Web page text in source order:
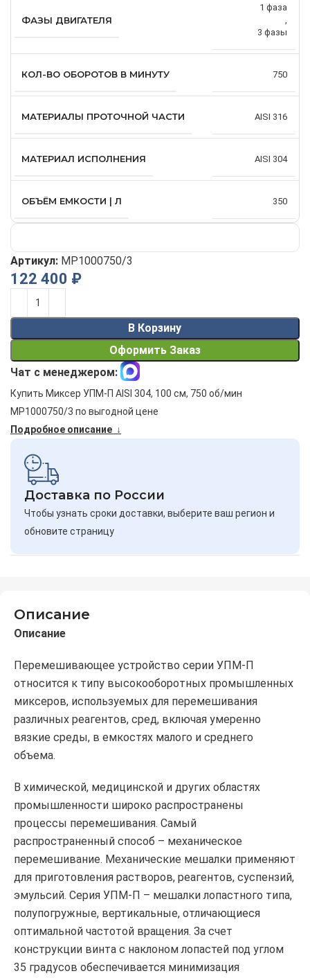
ФАЗЫ ДВИГАТЕЛЯ
1 фаза
,
3 фазы
КОЛ-ВО ОБОРОТОВ В МИНУТУ 750
МАТЕРИАЛЫ ПРОТОЧНОЙ ЧАСТИ AISI 316
МАТЕРИАЛ ИСПОЛНЕНИЯ AISI 304
ОБЪЁМ ЕМКОСТИ | Л 350
Артикул: MP1000750/3
122 400 ₽
В Корзину
Оформить Заказ
Alternative:
Чат с менеджером:
Купить Миксер УПМ-П AISI 304, 100 см, 750 об/мин
MP1000750/3 по выгодной цене
Подробное описание ↓
Доставка по России
Чтобы узнать сроки доставки, выберите ваш регион и
обновите страницу
Описание
Описание
Перемешивающее устройство серии УПМ-П
относится к типу высокооборотных промышленных
миксеров, используемых для перемешивания
различных реагентов, сред, включая умеренно
вязкие среды, в емкостях малого и среднего
объема.
В химической, медицинской и других областях
промышленности широко распространены
процессы перемешивания. Самый
распространенный способ – механическое
перемешивание. Механические мешалки применяют
для приготовления растворов, реагентов, суспензий,
эмульсий. Серия УПМ-П – мешалки лопастного типа,
полупогружные, вертикальные, отличающиеся
оптимальной частотой вращения. За счет
конструкции винта с наклоном лопастей под углом
35 градусов обеспечивается минимизация